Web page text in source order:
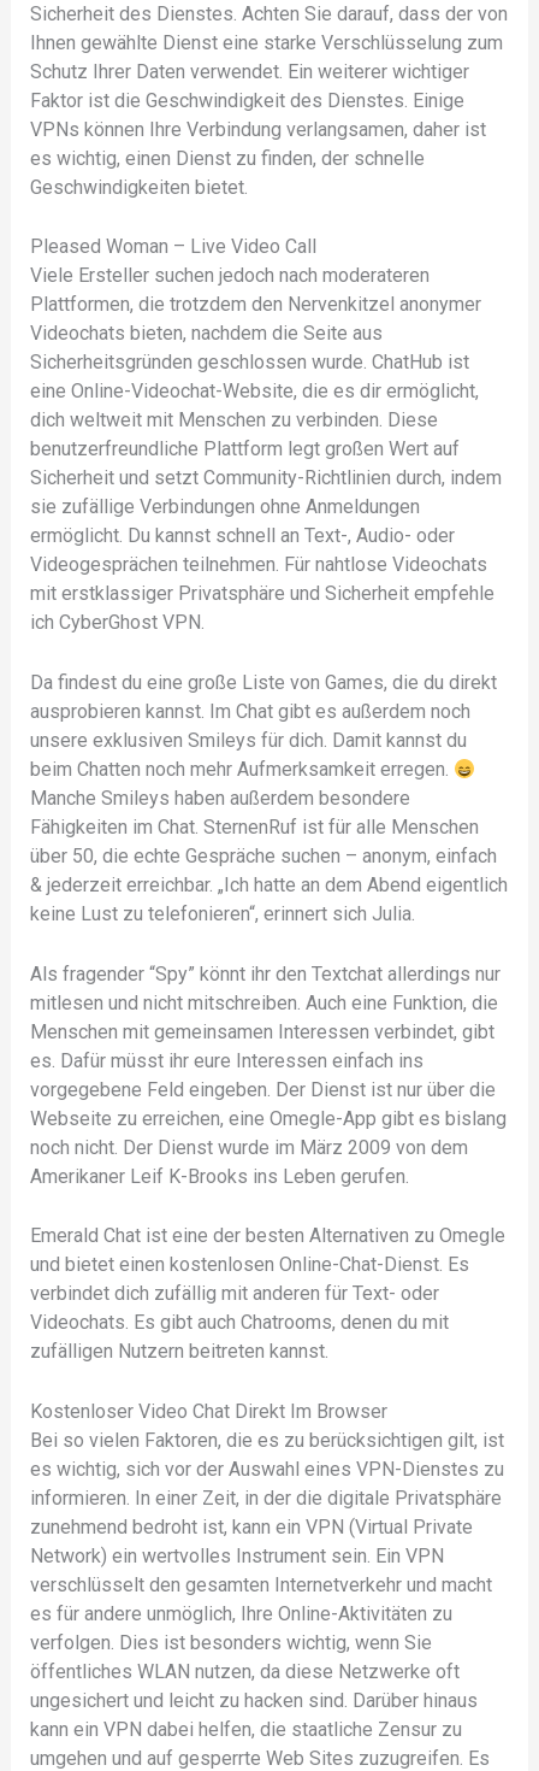
Sicherheit des Dienstes. Achten Sie darauf, dass der von
Ihnen gewählte Dienst eine starke Verschlüsselung zum
Schutz Ihrer Daten verwendet. Ein weiterer wichtiger
Faktor ist die Geschwindigkeit des Dienstes. Einige
VPNs können Ihre Verbindung verlangsamen, daher ist
es wichtig, einen Dienst zu finden, der schnelle
Geschwindigkeiten bietet.
Pleased Woman – Live Video Call
Viele Ersteller suchen jedoch nach moderateren
Plattformen, die trotzdem den Nervenkitzel anonymer
Videochats bieten, nachdem die Seite aus
Sicherheitsgründen geschlossen wurde. ChatHub ist
eine Online-Videochat-Website, die es dir ermöglicht,
dich weltweit mit Menschen zu verbinden. Diese
benutzerfreundliche Plattform legt großen Wert auf
Sicherheit und setzt Community-Richtlinien durch, indem
sie zufällige Verbindungen ohne Anmeldungen
ermöglicht. Du kannst schnell an Text-, Audio- oder
Videogesprächen teilnehmen. Für nahtlose Videochats
mit erstklassiger Privatsphäre und Sicherheit empfehle
ich CyberGhost VPN.
Da findest du eine große Liste von Games, die du direkt
ausprobieren kannst. Im Chat gibt es außerdem noch
unsere exklusiven Smileys für dich. Damit kannst du
beim Chatten noch mehr Aufmerksamkeit erregen.
Manche Smileys haben außerdem besondere
Fähigkeiten im Chat. SternenRuf ist für alle Menschen
über 50, die echte Gespräche suchen – anonym, einfach
& jederzeit erreichbar. „Ich hatte an dem Abend eigentlich
keine Lust zu telefonieren“, erinnert sich Julia.
Als fragender “Spy” könnt ihr den Textchat allerdings nur
mitlesen und nicht mitschreiben. Auch eine Funktion, die
Menschen mit gemeinsamen Interessen verbindet, gibt
es. Dafür müsst ihr eure Interessen einfach ins
vorgegebene Feld eingeben. Der Dienst ist nur über die
Webseite zu erreichen, eine Omegle-App gibt es bislang
noch nicht. Der Dienst wurde im März 2009 von dem
Amerikaner Leif K-Brooks ins Leben gerufen.
Emerald Chat ist eine der besten Alternativen zu Omegle
und bietet einen kostenlosen Online-Chat-Dienst. Es
verbindet dich zufällig mit anderen für Text- oder
Videochats. Es gibt auch Chatrooms, denen du mit
zufälligen Nutzern beitreten kannst.
Kostenloser Video Chat Direkt Im Browser
Bei so vielen Faktoren, die es zu berücksichtigen gilt, ist
es wichtig, sich vor der Auswahl eines VPN-Dienstes zu
informieren. In einer Zeit, in der die digitale Privatsphäre
zunehmend bedroht ist, kann ein VPN (Virtual Private
Network) ein wertvolles Instrument sein. Ein VPN
verschlüsselt den gesamten Internetverkehr und macht
es für andere unmöglich, Ihre Online-Aktivitäten zu
verfolgen. Dies ist besonders wichtig, wenn Sie
öffentliches WLAN nutzen, da diese Netzwerke oft
ungesichert und leicht zu hacken sind. Darüber hinaus
kann ein VPN dabei helfen, die staatliche Zensur zu
umgehen und auf gesperrte Web Sites zuzugreifen. Es